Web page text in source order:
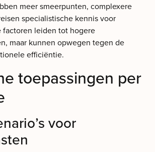
meer smeerpunten, complexere
specialistische kennis voor
factoren leiden tot hogere
maar kunnen opwegen tegen de
efficiëntie.
toepassingen per
voor